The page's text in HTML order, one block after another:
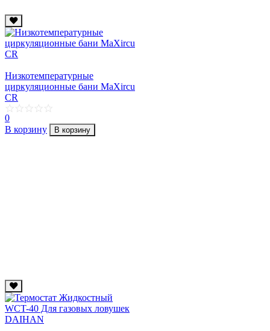
Низкотемпературные
циркуляционные бани MaXircu
CR
0
В корзину
В корзину